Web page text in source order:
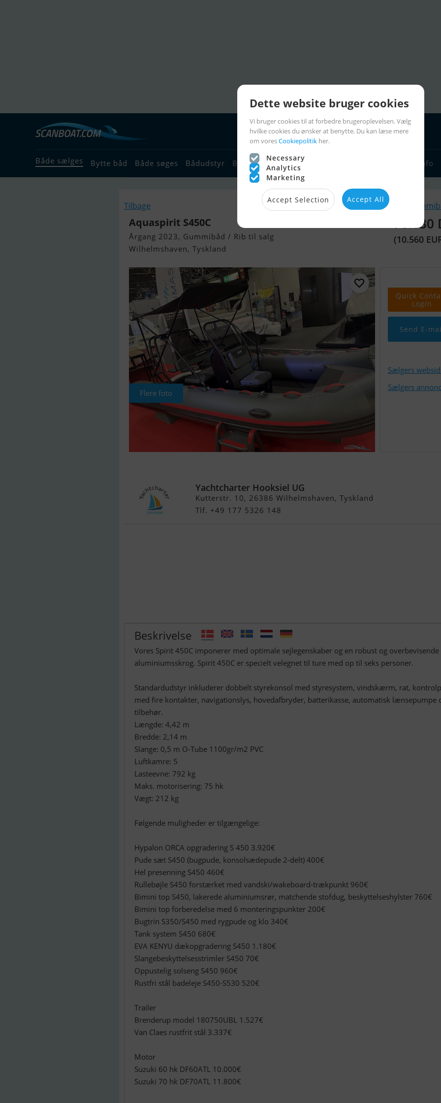
Både sælges Bytte båd Både søges Bådudstyr Bådforhandlere Sejlerlinks Sejlerinfo
Tilbage Lignende
Aquaspirit S450C
Årgang 2023, Gummibåd / Rib til salg
Wilhelmshaven, Tyskland
78.830
(10.560
Flere foto
Quick
Login
Send E-
Sælgers
Sælgers
Yachtcharter Hooksiel UG
Kutterstr. 10, 26386 Wilhelmshaven, Tyskland
Tlf. +49 177 5326 148
Beskrivelse
Vores Spirit 450C imponerer med optimale sejlegenskaber og en robust og overbevisende
aluminiumsskrog. Spirit 450C er specielt velegnet til ture med op til seks personer.
Standardudstyr inkluderer dobbelt styrekonsol med styresystem, vindskærm, rat,
med fire kontakter, navigationslys, hovedafbryder, batterikasse, automatisk lænsepumpe
tilbehør.
Længde: 4,42 m
Bredde: 2,14 m
Slange: 0,5 m O-Tube 1100gr/m2 PVC
Luftkamre: 5
Lasteevne: 792 kg
Maks. motorisering: 75 hk
Vægt: 212 kg
Følgende muligheder er tilgængelige:
Hypalon ORCA opgradering S 450 3.920€
Pude sæt S450 (bugpude, konsolsædepude 2-delt) 400€
Hel presenning S450 460€
Rullebøjle S450 forstærket med vandski/wakeboard-trækpunkt 960€
Bimini top S450, lakerede aluminiumsrør, matchende stofdug, beskyttelseshylster 760€
Bimini top forberedelse med 6 monteringspunkter 200€
Bugtrin S350/S450 med rygpude og klo 340€
Tank system S450 680€
EVA KENYU dækopgradering S450 1.180€
Slangebeskyttelsesstrimler S450 70€
Oppustelig solseng S450 960€
Rustfri stål badeleje S450-S530 520€
Trailer
Brenderup model 180750UBL 1.527€
Van Claes rustfrit stål 3.337€
Motor
Suzuki 60 hk DF60ATL 10.000€
Suzuki 70 hk DF70ATL 11.800€
Dette website bruger cookies
Vi bruger cookies til at forbedre brugeroplevelsen. Vælg
hvilke cookies du ønsker at benytte. Du kan læse mere
om voresCookiepolitik her.
Necessary
Analytics
Marketing
Accept Selection Accept All